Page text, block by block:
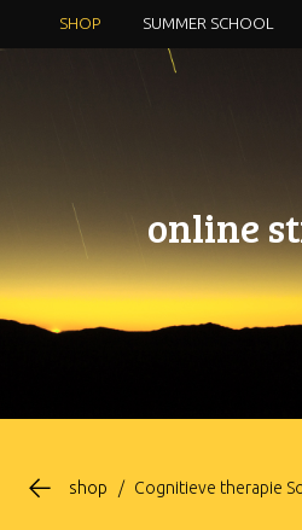
SHOP SUMMER SCHOOL
online
shop / Cognitieve therapie